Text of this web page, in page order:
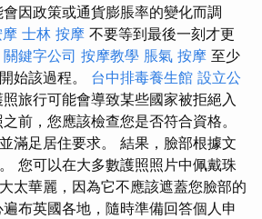
因政策或通貨膨脹率的變化而調
士林 按摩 不要等到最後一刻才更
關鍵字公司 按摩教學 脹氣 按摩 至少
始該過程。 台中排毒養生館 設立公
旅行可能會導致某些國家被拒絕入
前，您應該檢查您是否符合資格。
滿足居住要求。 結果，臉部根據文
您可以在大多數護照照片中佩戴珠
太華麗，因為它不應該遮蓋您臉部的
布英國各地，隨時準備回答個人申